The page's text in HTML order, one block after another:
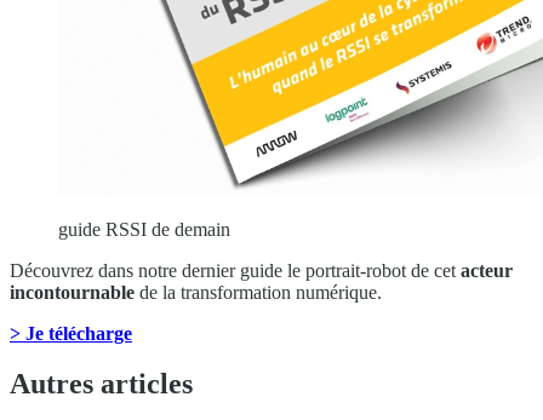
guide RSSI de demain
Découvrez dans notre dernier guide le portrait-robot de cet acteur
incontournable de la transformation numérique.
> Je télécharge
Autres articles